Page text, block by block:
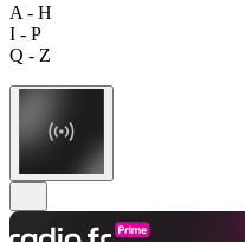
A - H
I - P
Q - Z